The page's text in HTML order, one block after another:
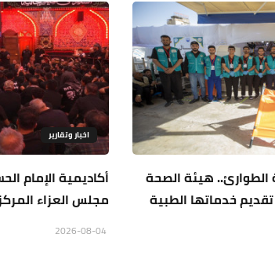
الطوارئ.. هيئة الصحة
خدماتها الطبية
اخبار وتقارير
أكاديمية الإمام
مجلس العزاء